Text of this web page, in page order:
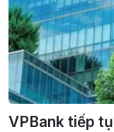
VPBank tiếp